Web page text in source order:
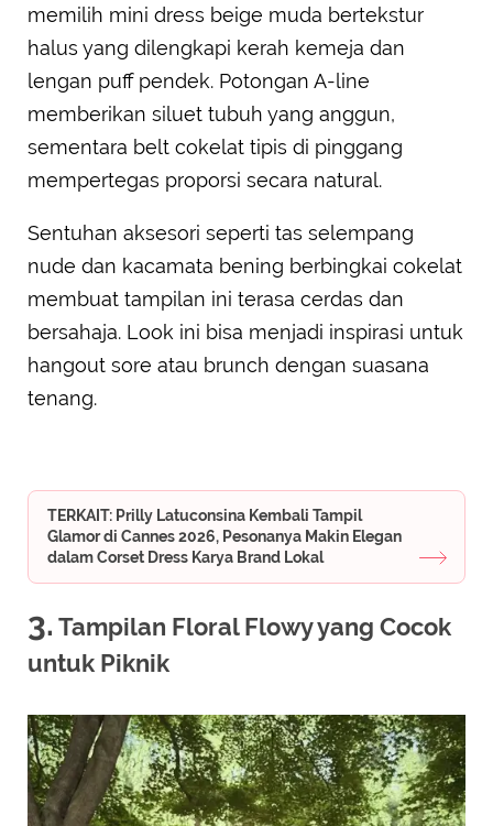
memilih mini dress beige muda bertekstur
halus yang dilengkapi kerah kemeja dan
lengan puff pendek. Potongan A-line
memberikan siluet tubuh yang anggun,
sementara belt cokelat tipis di pinggang
mempertegas proporsi secara natural.
Sentuhan aksesori seperti tas selempang
nude dan kacamata bening berbingkai cokelat
membuat tampilan ini terasa cerdas dan
bersahaja. Look ini bisa menjadi inspirasi untuk
hangout sore atau brunch dengan suasana
tenang.
TERKAIT: Prilly Latuconsina Kembali Tampil
Glamor di Cannes 2026, Pesonanya Makin Elegan
dalam Corset Dress Karya Brand Lokal
3. Tampilan Floral Flowy yang Cocok
untuk Piknik